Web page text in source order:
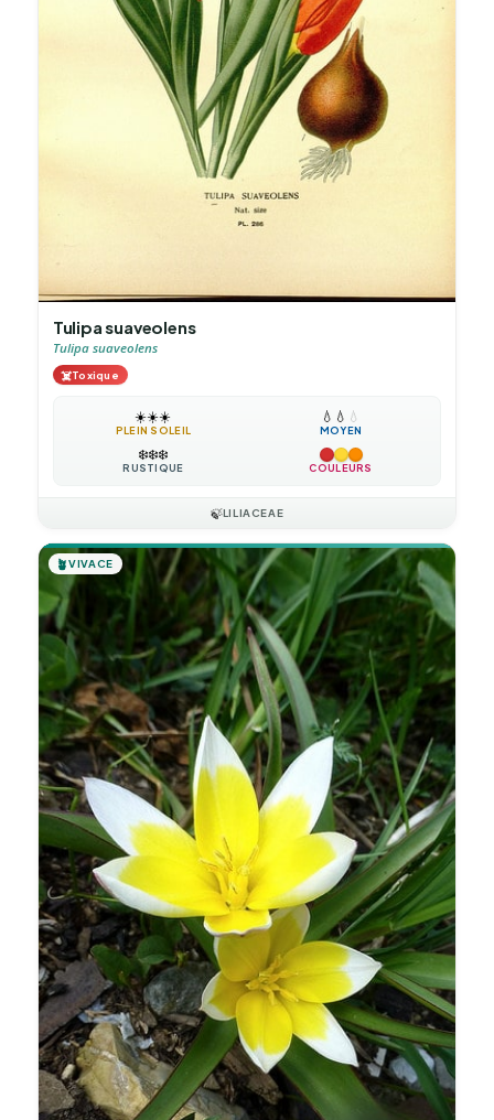
Tulipa suaveolens
Tulipa suaveolens
☠️Toxique
☀️☀️☀️
PLEIN SOLEIL
💧 💧 💧
MOYEN
❄️❄️❄️
RUSTIQUE COULEURS
🍃LILIACEAE
🪴VIVACE